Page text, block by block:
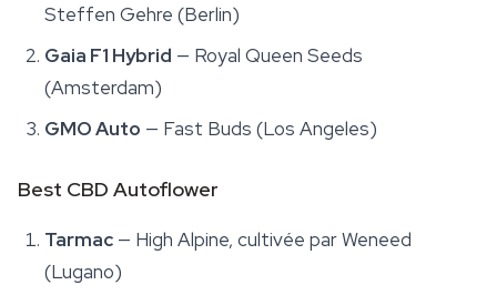
Steffen Gehre (Berlin)
Gaia F1 Hybrid — Royal Queen Seeds
(Amsterdam)
GMO Auto — Fast Buds (Los Angeles)
Best CBD Autoflower
Tarmac — High Alpine, cultivée par Weneed
(Lugano)